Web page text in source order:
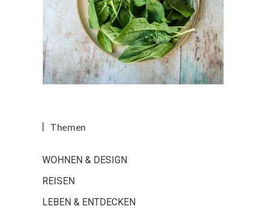
Themen
WOHNEN & DESIGN
REISEN
LEBEN & ENTDECKEN